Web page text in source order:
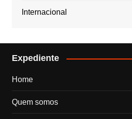
Internacional
Expediente
Home
Quem somos